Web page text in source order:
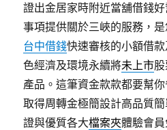
證出金居家時附近當舖借錢
事項提供關於三峽的服務，
台中借錢快速審核的小額借
色經濟及環境永續將未上市
產品。這筆資金款款都要幫
取得周轉金極簡設計高品質
證與優質各大檔案夾體驗會